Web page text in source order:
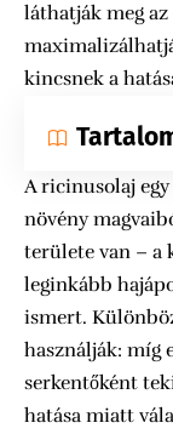
láthatják meg az
kincsnek a
A ricinusolaj
növény
területe van – a
leginkább
ismert.
használják: míg
serkentőként
hatása miatt